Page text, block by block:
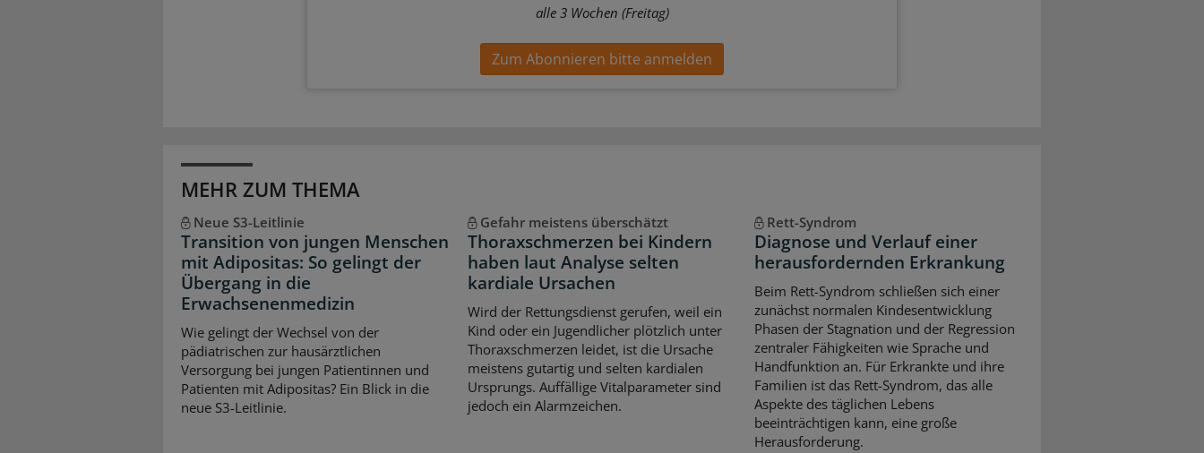
alle 3 Wochen (Freitag)
Zum Abonnieren bitte anmelden
MEHR ZUM THEMA
Neue S3-Leitlinie
Transition von jungen Menschen
mit Adipositas: So gelingt der
Übergang in die
Erwachsenenmedizin
Wie gelingt der Wechsel von der
pädiatrischen zur hausärztlichen
Versorgung bei jungen Patientinnen und
Patienten mit Adipositas? Ein Blick in die
neue S3-Leitlinie.
Gefahr meistens überschätzt
Thoraxschmerzen bei Kindern
haben laut Analyse selten
kardiale Ursachen
Wird der Rettungsdienst gerufen, weil ein
Kind oder ein Jugendlicher plötzlich unter
Thoraxschmerzen leidet, ist die Ursache
meistens gutartig und selten kardialen
Ursprungs. Auffällige Vitalparameter sind
jedoch ein Alarmzeichen.
Rett-Syndrom
Diagnose und Verlauf einer
herausfordernden Erkrankung
Beim Rett-Syndrom schließen sich einer
zunächst normalen Kindesentwicklung
Phasen der Stagnation und der Regression
zentraler Fähigkeiten wie Sprache und
Handfunktion an. Für Erkrankte und ihre
Familien ist das Rett-Syndrom, das alle
Aspekte des täglichen Lebens
beeinträchtigen kann, eine große
Herausforderung.